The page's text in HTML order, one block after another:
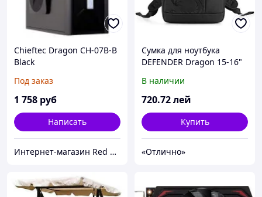
Chieftec Dragon CH-07B-B
Black
Под заказ
1 758 руб
Написать
Интернет-магазин Red Storm
Сумка для ноутбука
DEFENDER Dragon 15-16"
В наличии
720.72лей
Купить
«Отлично»